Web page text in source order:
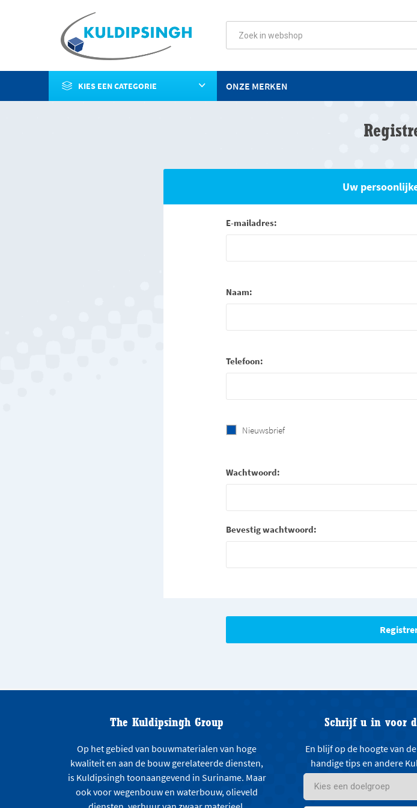
KIES EEN CATEGORIE ONZE MERKEN
Uw
E-mailadres:
Naam:
Telefoon:
Nieuwsbrief
Wachtwoord:
Bevestig wachtwoord:
The Kuldipsingh Group
Op het gebied van bouwmaterialen van hoge
kwaliteit en aan de bouw gerelateerde diensten,
is Kuldipsingh toonaangevend in Suriname. Maar
ook voor wegenbouw en waterbouw, olieveld
Schrijf u in voor
En blijf op de hoogte van
handige tips en andere